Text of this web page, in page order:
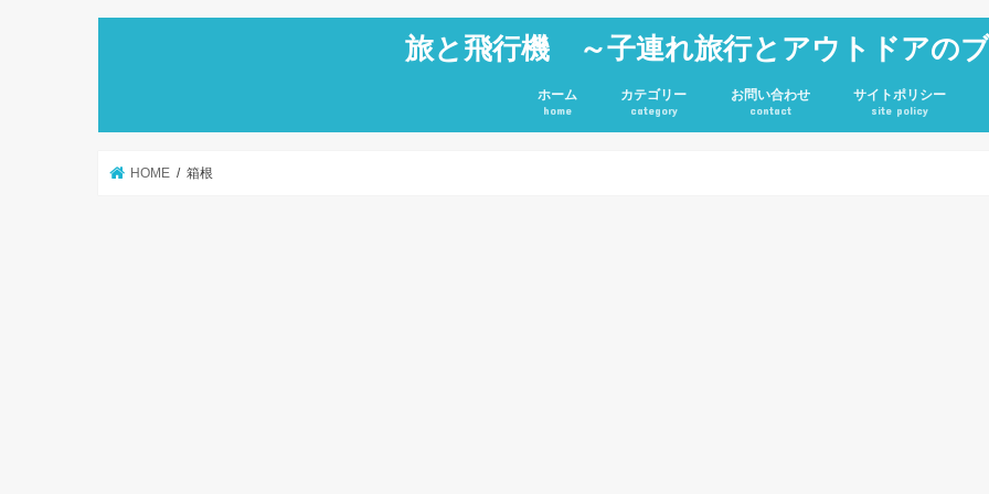
旅と飛行機 ～子連れ旅行とアウトドアの
ホーム
home
カテゴリー
category
お問い合わせ
contact
サイトポリシー
site policy
HOME 箱根